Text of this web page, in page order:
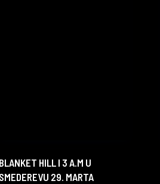
BLANKET HILL I 3 A.M U
SMEDEREVU 29. MARTA